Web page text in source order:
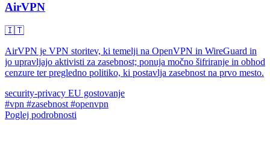
AirVPN
🇮🇹
AirVPN je VPN storitev, ki temelji na OpenVPN in WireGuard in
jo upravljajo aktivisti za zasebnost; ponuja močno šifriranje in obhod
cenzure ter pregledno politiko, ki postavlja zasebnost na prvo mesto.
security-privacy EU gostovanje
#vpn #zasebnost #openvpn
Poglej podrobnosti